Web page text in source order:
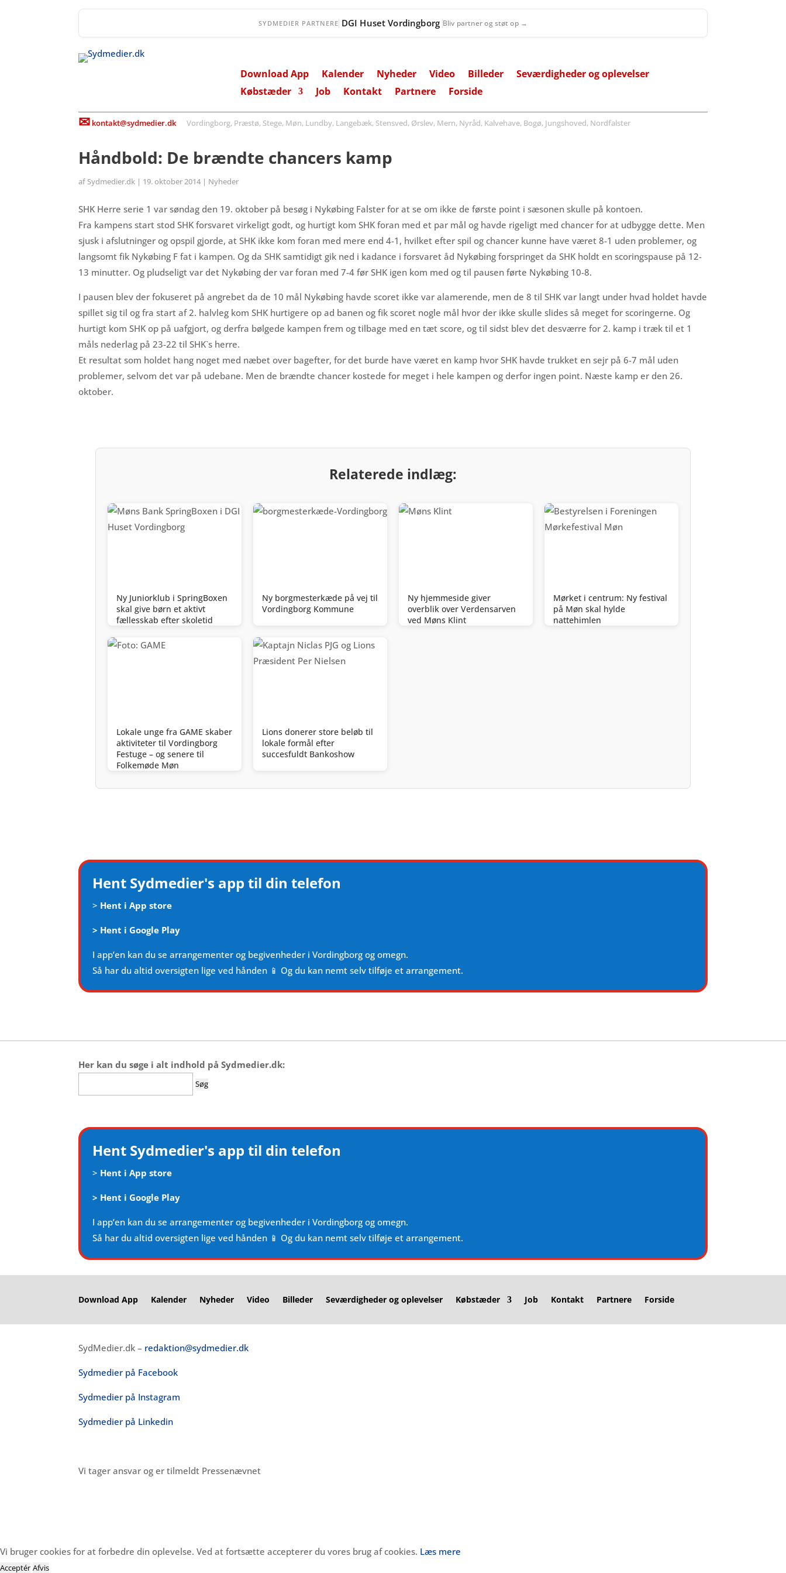
SYDMEDIER PARTNERE DGI Huset Vordingborg Bliv partner og støt op →
Download App Kalender Nyheder Video Billeder
Seværdigheder og oplevelser
Købstæder
Job Kontakt Partnere Forside
✉ kontakt@sydmedier.dkVordingborg, Præstø, Stege, Møn, Lundby, Langebæk, Stensved, Ørslev, Mern, Nyråd, Kalvehave, Bogø, Jungshoved, Nordfalster
Håndbold: De brændte chancers kamp
af Sydmedier.dk | 19. oktober 2014 | Nyheder
SHK Herre serie 1 var søndag den 19. oktober på besøg i Nykøbing Falster for at se om ikke de første point i sæsonen skulle på kontoen.
Fra kampens start stod SHK forsvaret virkeligt godt, og hurtigt kom SHK foran med et par mål og havde rigeligt med chancer for at udbygge dette. Men
sjusk i afslutninger og opspil gjorde, at SHK ikke kom foran med mere end 4-1, hvilket efter spil og chancer kunne have været 8-1 uden problemer, og
langsomt fik Nykøbing F fat i kampen. Og da SHK samtidigt gik ned i kadance i forsvaret åd Nykøbing forspringet da SHK holdt en scoringspause på 12-
13 minutter. Og pludseligt var det Nykøbing der var foran med 7-4 før SHK igen kom med og til pausen førte Nykøbing 10-8.
I pausen blev der fokuseret på angrebet da de 10 mål Nykøbing havde scoret ikke var alamerende, men de 8 til SHK var langt under hvad holdet havde
spillet sig til og fra start af 2. halvleg kom SHK hurtigere op ad banen og fik scoret nogle mål hvor der ikke skulle slides så meget for scoringerne. Og
hurtigt kom SHK op på uafgjort, og derfra bølgede kampen frem og tilbage med en tæt score, og til sidst blev det desværre for 2. kamp i træk til et 1
måls nederlag på 23-22 til SHK`s herre.
Et resultat som holdet hang noget med næbet over bagefter, for det burde have været en kamp hvor SHK havde trukket en sejr på 6-7 mål uden
problemer, selvom det var på udebane. Men de brændte chancer kostede for meget i hele kampen og derfor ingen point. Næste kamp er den 26.
oktober.
Relaterede indlæg:
Ny Juniorklub i SpringBoxen
skal give børn et aktivt
fællesskab efter skoletid
Ny borgmesterkæde på vej til
Vordingborg Kommune
Ny hjemmeside giver
overblik over Verdensarven
ved Møns Klint
Mørket i centrum: Ny festival
på Møn skal hylde
nattehimlen
Lokale unge fra GAME skaber
aktiviteter til Vordingborg
Festuge – og senere til
Folkemøde Møn
Lions donerer store beløb til
lokale formål efter
succesfuldt Bankoshow
Hent Sydmedier's app til din telefon
> Hent i App store
> Hent i Google Play
I app’en kan du se arrangementer og begivenheder i Vordingborg og omegn.
Så har du altid oversigten lige ved hånden 📱 Og du kan nemt selv tilføje et arrangement.
Her kan du søge i alt indhold på Sydmedier.dk:
efter:
Hent Sydmedier's app til din telefon
> Hent i App store
> Hent i Google Play
I app’en kan du se arrangementer og begivenheder i Vordingborg og omegn.
Så har du altid oversigten lige ved hånden 📱 Og du kan nemt selv tilføje et arrangement.
Download App Kalender Nyheder Video Billeder Seværdigheder og oplevelser Købstæder Job Kontakt Partnere Forside
SydMedier.dk – redaktion@sydmedier.dk
Sydmedier på Facebook
Sydmedier på Instagram
Sydmedier på Linkedin
Vi tager ansvar og er tilmeldt Pressenævnet
Vi bruger cookies for at forbedre din oplevelse. Ved at fortsætte accepterer du vores brug af cookies. Læs mere
Acceptér Afvis